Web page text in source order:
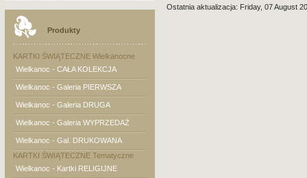
Produkty
KARTKI ŚWIĄTECZNE Wielkanocne
Wielkanoc - CAŁA KOLEKCJA
Wielkanoc - Galeria PIERWSZA
Wielkanoc - Galeria DRUGA
Wielkanoc - Galeria WYPRZEDAŻ
Wielkanoc - Gal. DRUKOWANA
KARTKI ŚWIĄTECZNE Tematyczne
Wielkanoc - Kartki RELIGIJNE
Ostatnia aktualizacja: Friday, 07 August